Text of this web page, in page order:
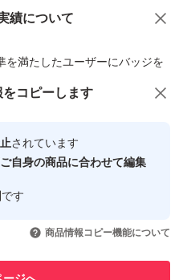
績について
を満たしたユーザーにバッジを
心・安全なユーザーです
引を完了させた実績があります
商品への質問
コピーします
されています
自身の商品に合わせて編集
です
商品情報コピー機能について
スメ